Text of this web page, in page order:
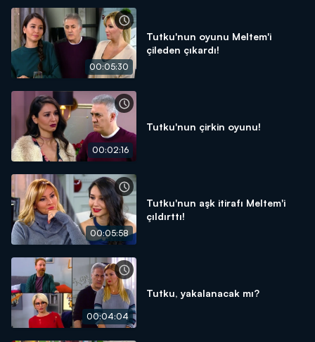
00:05:30
Tutku'nun oyunu Meltem'i
çileden çıkardı!
00:02:16
Tutku'nun çirkin oyunu!
00:05:58
Tutku'nun aşk itirafı Meltem'i
çıldırttı!
00:04:04
Tutku, yakalanacak mı?